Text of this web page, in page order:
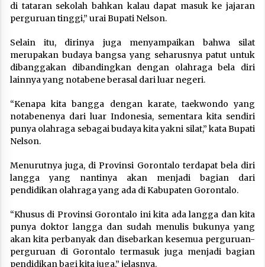
di tataran sekolah bahkan kalau dapat masuk ke jajaran
perguruan tinggi,” urai Bupati Nelson.
Selain itu, dirinya juga menyampaikan bahwa silat
merupakan budaya bangsa yang seharusnya patut untuk
dibanggakan dibandingkan dengan olahraga bela diri
lainnya yang notabene berasal dari luar negeri.
“Kenapa kita bangga dengan karate, taekwondo yang
notabenenya dari luar Indonesia, sementara kita sendiri
punya olahraga sebagai budaya kita yakni silat,” kata Bupati
Nelson.
Menurutnya juga, di Provinsi Gorontalo terdapat bela diri
langga yang nantinya akan menjadi bagian dari
pendidikan olahraga yang ada di Kabupaten Gorontalo.
“Khusus di Provinsi Gorontalo ini kita ada langga dan kita
punya doktor langga dan sudah menulis bukunya yang
akan kita perbanyak dan disebarkan kesemua perguruan-
perguruan di Gorontalo termasuk juga menjadi bagian
pendidikan bagi kita juga,” jelasnya.